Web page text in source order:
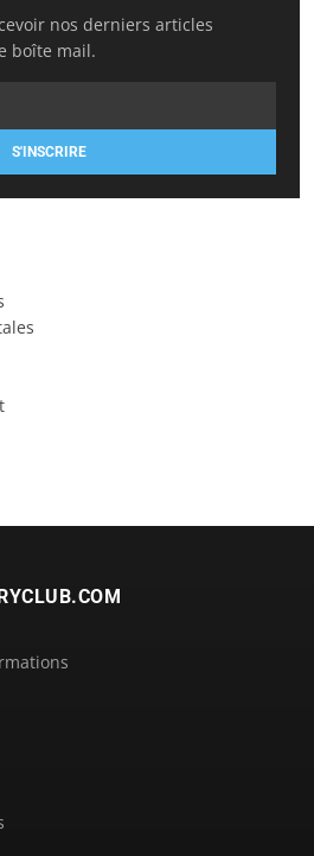
nos derniers articles
boîte mail.
S'INSCRIRE